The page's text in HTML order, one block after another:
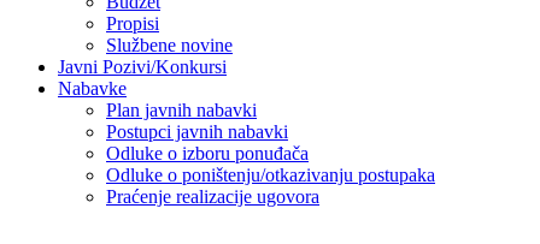
Propisi
Službene novine
Javni Pozivi/Konkursi
Nabavke
Plan javnih nabavki
Postupci javnih nabavki
Odluke o izboru ponuđača
Odluke o poništenju/otkazivanju postupaka
Praćenje realizacije ugovora